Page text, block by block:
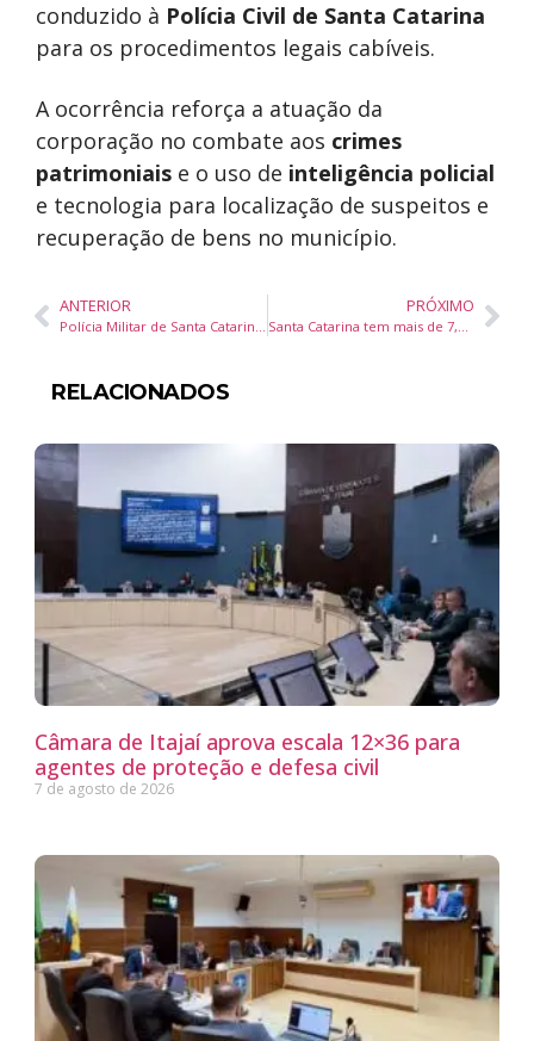
conduzido à Polícia Civil de Santa Catarina
para os procedimentos legais cabíveis.
A ocorrência reforça a atuação da
corporação no combate aos crimes
patrimoniais e o uso de inteligência policial
e tecnologia para localização de suspeitos e
recuperação de bens no município.
ANTERIOR
Polícia Militar de Santa Catarina prende suspeito de roubo em flagrante após ação rápida na Base da Barra, em Balneário Camboriú
PRÓXIMO
Santa Catarina tem mais de 7,4 mil vagas de emprego abertas no Sine, com oportunidades em todas as regiões do estado
RELACIONADOS
Câmara de Itajaí aprova escala 12×36 para
agentes de proteção e defesa civil
7 de agosto de 2026